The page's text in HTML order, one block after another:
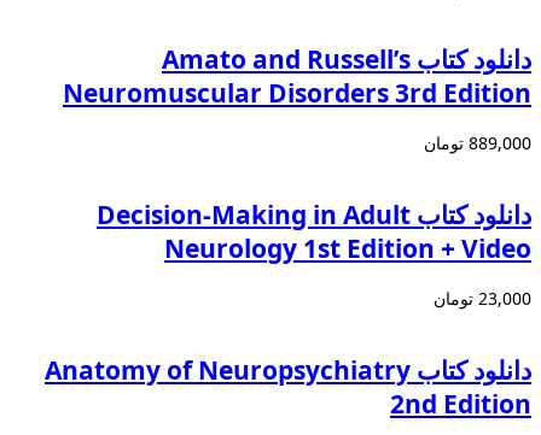
دانلود کتاب Amato and Russell’s
Neuromuscular Disorders 3rd Edition
889,000 تومان
دانلود كتاب Decision-Making in Adult
Neurology 1st Edition + Video
23,000 تومان
دانلود کتاب Anatomy of Neuropsychiatry
2nd Edition